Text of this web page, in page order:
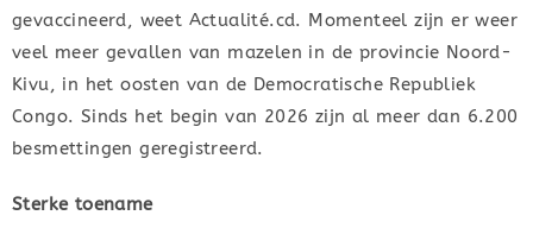
gevaccineerd, weet Actualité.cd. Momenteel zijn er weer
veel meer gevallen van mazelen in de provincie Noord-
Kivu, in het oosten van de Democratische Republiek
Congo. Sinds het begin van 2026 zijn al meer dan 6.200
besmettingen geregistreerd.
Sterke toename